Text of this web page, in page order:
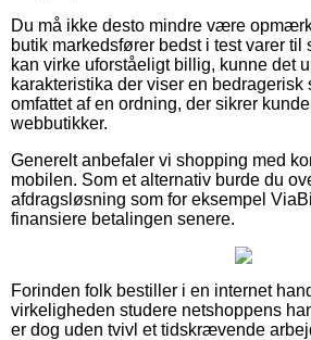
Du må ikke desto mindre være
butik markedsfører bedst i test varer til
kan virke uforståeligt billig, kunne det
karakteristika der viser en bedragerisk
omfattet af en ordning, der sikrer
webbutikker.
Generelt anbefaler vi shopping med
mobilen. Som et alternativ burde du
afdragsløsning som for eksempel
finansiere betalingen senere.
Forinden folk bestiller i en internet
virkeligheden studere netshoppens
er dog uden tvivl et tidskrævende